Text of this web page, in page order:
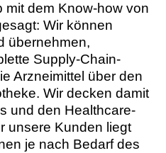
mit dem Know-how von
Wir können
übernehmen,
Supply-Chain-
Arzneimittel über den
Wir decken damit
und den Healthcare-
unsere Kunden liegt
je nach Bedarf des